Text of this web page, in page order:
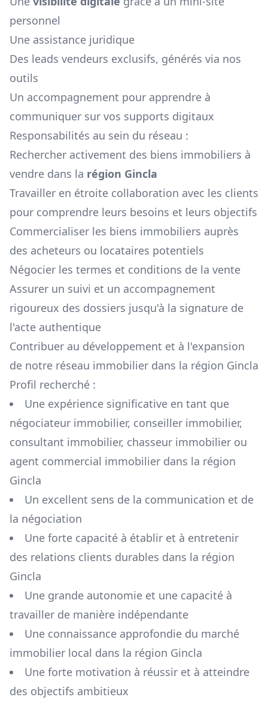
personnel
Une assistance juridique
Des leads vendeurs exclusifs, générés via nos
outils
Un accompagnement pour apprendre à
communiquer sur vos supports digitaux
Responsabilités au sein du réseau :
Rechercher activement des biens immobiliers à
vendre dans la région Gincla
Travailler en étroite collaboration avec les clients
pour comprendre leurs besoins et leurs objectifs
Commercialiser les biens immobiliers auprès
des acheteurs ou locataires potentiels
Négocier les termes et conditions de la vente
Assurer un suivi et un accompagnement
rigoureux des dossiers jusqu'à la signature de
l'acte authentique
Contribuer au développement et à l'expansion
de notre réseau immobilier dans la région Gincla
Profil recherché :
Une expérience significative en tant que
négociateur immobilier, conseiller immobilier,
consultant immobilier, chasseur immobilier ou
agent commercial immobilier dans la région
Gincla
Un excellent sens de la communication et de
la négociation
Une forte capacité à établir et à entretenir
des relations clients durables dans la région
Gincla
Une grande autonomie et une capacité à
travailler de manière indépendante
Une connaissance approfondie du marché
immobilier local dans la région Gincla
Une forte motivation à réussir et à atteindre
des objectifs ambitieux